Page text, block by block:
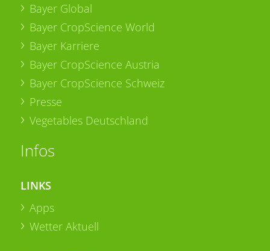
Bayer Global
Bayer CropScience World
Bayer Karriere
Bayer CropScience Austria
Bayer CropScience Schweiz
Presse
Vegetables Deutschland
Infos
LINKS
Apps
Wetter Aktuell